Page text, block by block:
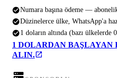
Numara başına ödeme —
Düzinelerce ülke, WhatsApp'a
1 doların altında (bazı ülkelerde
1 DOLARDAN
ALIN.